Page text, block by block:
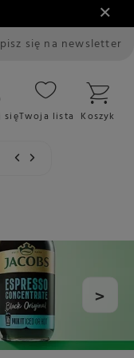
się na newsletter
sięTwoja lista Koszyk
>